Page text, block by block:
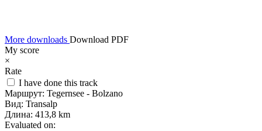
More downloads Download PDF
My score
×
Rate
I have done this track
Маршрут: Tegernsee - Bolzano
Вид: Transalp
Длина: 413,8 km
Evaluated on: